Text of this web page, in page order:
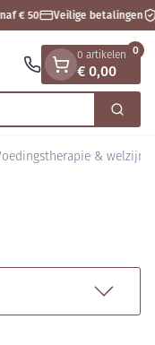
€ 50 Veilige betalingen
Zoek
0 artikelen
€ 0,00
0
& welzijn